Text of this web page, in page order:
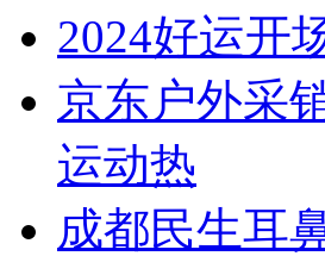
2024好运开
京东户外采
运动热
成都民生耳